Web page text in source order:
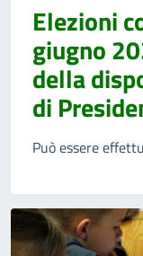
Elezioni
giugno
della
di
Può essere